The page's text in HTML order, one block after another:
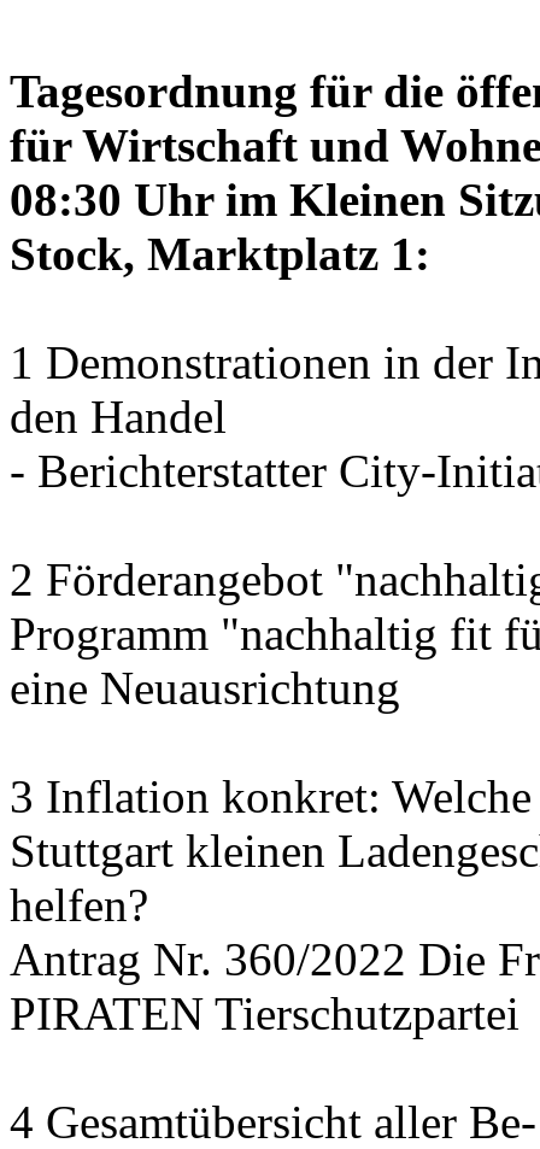
Tagesordnung für die
für Wirtschaft und
08:30 Uhr im Kleinen
Stock, Marktplatz 1:
1 Demonstrationen in der
den Handel
- Berichterstatter City-
2 Förderangebot
Programm "nachhaltig fit
eine Neuausrichtung
3 Inflation konkret:
Stuttgart kleinen
helfen?
Antrag Nr. 360/2022 Die
PIRATEN Tierschutzpartei
4 Gesamtübersicht aller